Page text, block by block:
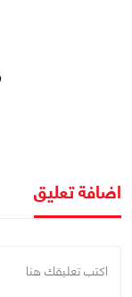
اضافة تعليق